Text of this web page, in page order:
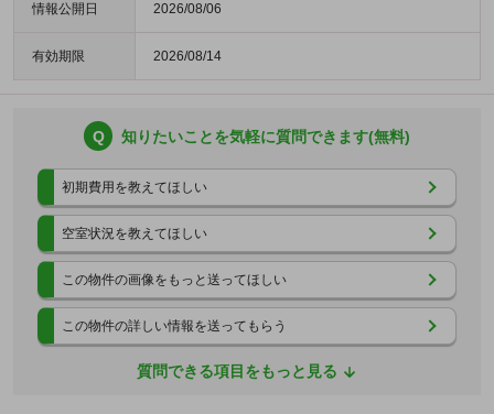
情報公開日 2026/08/06
有効期限 2026/08/14
Q 知りたいことを気軽に質問できます(無料)
初期費用を教えてほしい
空室状況を教えてほしい
この物件の画像をもっと送ってほしい
この物件の詳しい情報を送ってもらう
質問できる項目をもっと見る